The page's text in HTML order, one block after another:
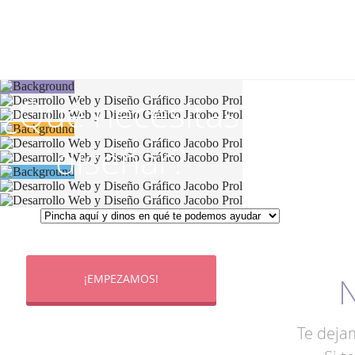
¿Qué necesitas
diseñar?
¡EMPEZAMOS!
Te